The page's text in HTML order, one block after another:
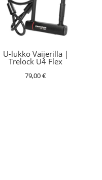
U-lukko Vaijerilla |
Trelock U4 Flex
79,00€